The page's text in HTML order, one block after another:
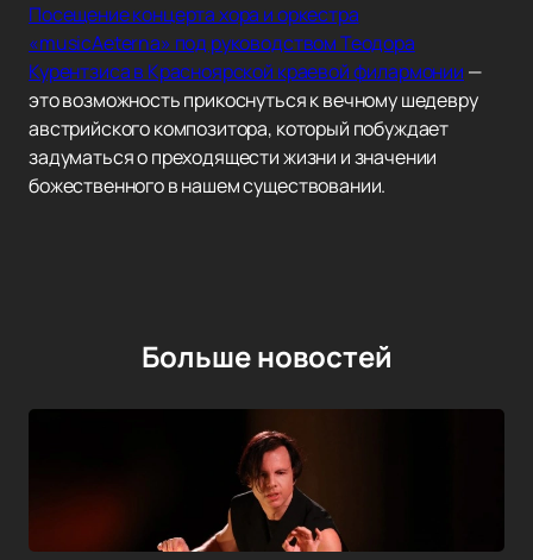
Посещение концерта хора и оркестра
«musicAeterna» под руководством Теодора
Курентзиса в Красноярской краевой филармонии —
это возможность прикоснуться к вечному шедевру
австрийского композитора, который побуждает
задуматься о преходящести жизни и значении
божественного в нашем существовании.
Больше новостей